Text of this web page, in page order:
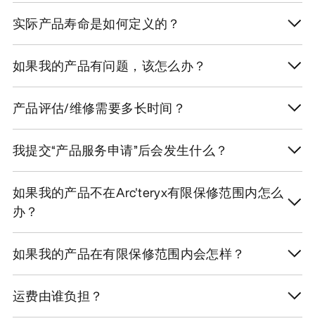
实际产品寿命是如何定义的？
如果我的产品有问题，该怎么办？
产品评估/维修需要多长时间？
我提交“产品服务申请”后会发生什么？
如果我的产品不在Arc'teryx有限保修范围内怎么
办？
如果我的产品在有限保修范围内会怎样？
运费由谁负担？